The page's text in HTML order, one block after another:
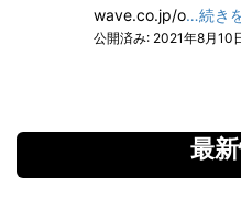
wave.co.jp/o…続き
公開済み: 2021年8月10
最